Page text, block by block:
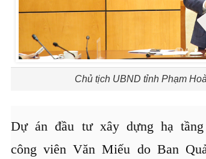
Chủ tịch UBND tỉnh Phạm
Dự án đầu tư xây dựng hạ
công viên Văn Miếu do Ban